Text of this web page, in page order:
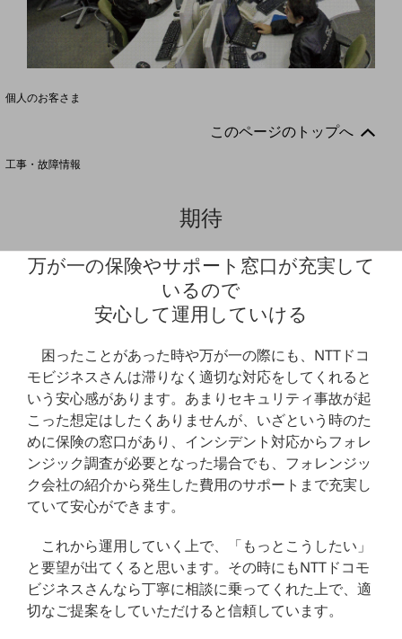
料金分析(ご利用料金管理サービス)
個人のお客さま
工事・故障情報
このページのトップへ
期待
万が一の保険やサポート窓口が充実して
いるので
安心して運用していける
困ったことがあった時や万が一の際にも、NTTドコ
モビジネスさんは滞りなく適切な対応をしてくれると
いう安心感があります。あまりセキュリティ事故が起
こった想定はしたくありませんが、いざという時のた
めに保険の窓口があり、インシデント対応からフォレ
ンジック調査が必要となった場合でも、フォレンジッ
ク会社の紹介から発生した費用のサポートまで充実し
ていて安心ができます。
これから運用していく上で、「もっとこうしたい」
と要望が出てくると思います。その時にもNTTドコモ
ビジネスさんなら丁寧に相談に乗ってくれた上で、適
切なご提案をしていただけると信頼しています。